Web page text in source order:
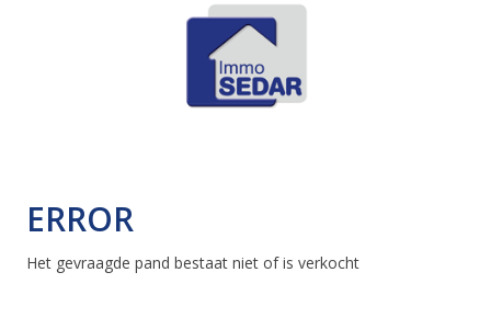
ERROR
Het gevraagde pand bestaat niet of is verkocht